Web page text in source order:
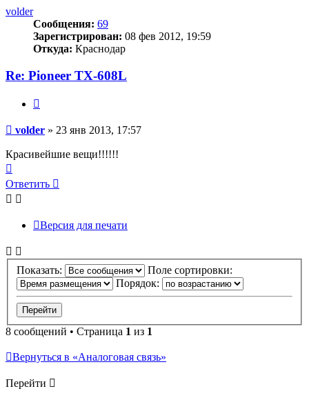
началу
volder
Сообщения: 69
Зарегистрирован: 08 фев 2012, 19:59
Откуда: Краснодар
Re: Pioneer TX-608L
Сообщение
volder » 23 янв 2013, 17:57
Красивейшие вещи!!!!!!
к
началу
Ответить
Версия для печати
Показать:
Поле сортировки:
Порядок:
8 сообщений • Страница 1 из 1
Вернуться в «Аналоговая связь»
Перейти